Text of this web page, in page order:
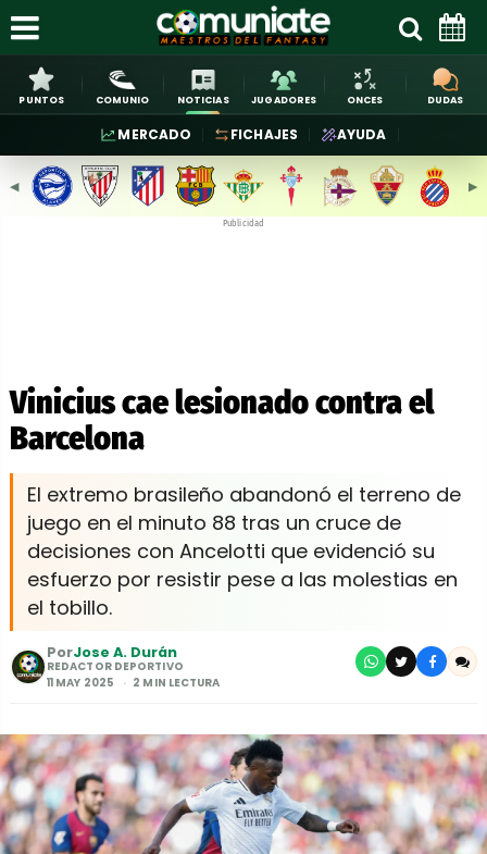
PUNTOS COMUNIO NOTICIAS JUGADORES ONCES DUDAS
MERCADO FICHAJES AYUDA
◀︎ ▶︎
Publicidad
Vinicius cae lesionado contra el
Barcelona
El extremo brasileño abandonó el terreno de
juego en el minuto 88 tras un cruce de
decisiones con Ancelotti que evidenció su
esfuerzo por resistir pese a las molestias en
el tobillo.
PorJose A. Durán
REDACTOR DEPORTIVO
11 MAY 2025
2 MIN LECTURA